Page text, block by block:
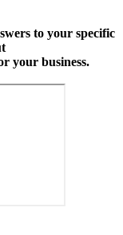
to your specific
your business.